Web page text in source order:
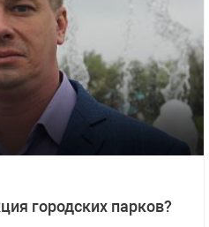
городских парков?